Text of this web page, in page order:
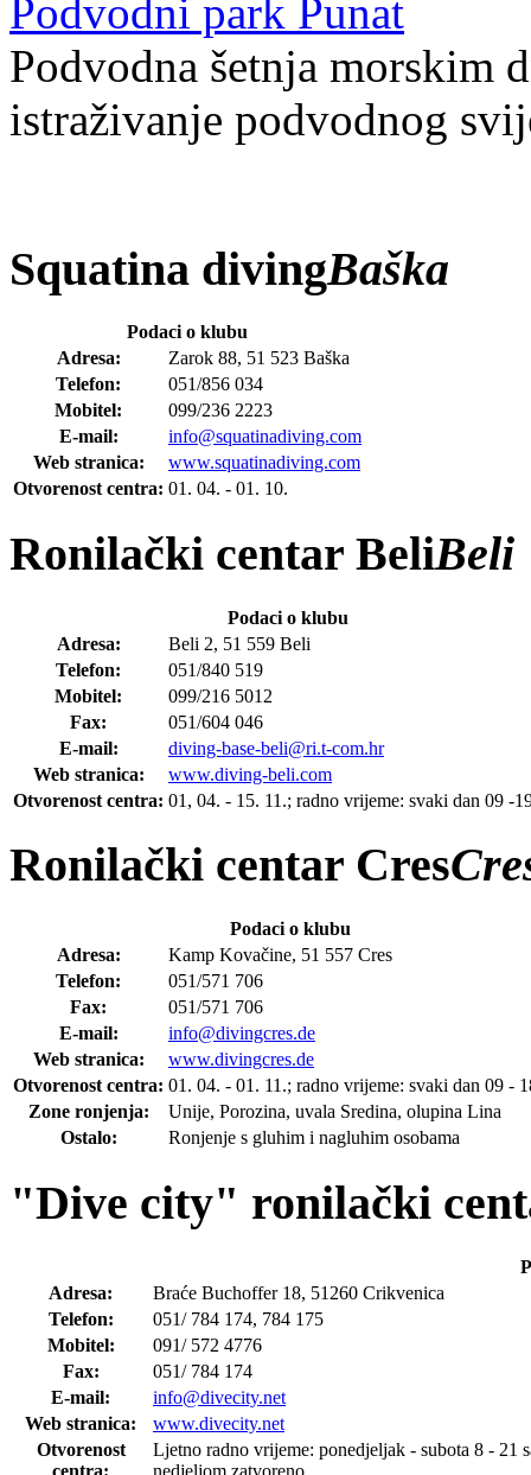
Podvodni park Punat
Podvodna šetnja morskim
istraživanje podvodnog
Squatina divingBaška
Podaci o klubu
Adresa:
Zarok 88, 51 523 Baška
Telefon:
051/856 034
Mobitel:
099/236 2223
E-mail:
info@squatinadiving.com
Web stranica:
www.squatinadiving.com
Otvorenost centra: 01. 04. - 01. 10.
Ronilački centar BeliBeli
Podaci o klubu
Adresa:
Beli 2, 51 559 Beli
Telefon:
051/840 519
Mobitel:
099/216 5012
Fax:
051/604 046
E-mail:
diving-base-beli@ri.t-com.hr
Web stranica:
www.diving-beli.com
Otvorenost centra: 01, 04. - 15. 11.; radno vrijeme: svaki dan 09 -
Ronilački centar Cres
Podaci o klubu
Adresa:
Kamp Kovačine, 51 557 Cres
Telefon:
051/571 706
Fax:
051/571 706
E-mail:
info@divingcres.de
Web stranica:
www.divingcres.de
Otvorenost centra: 01. 04. - 01. 11.; radno vrijeme: svaki dan 09 -
Zone ronjenja:
Unije, Porozina, uvala Sredina, olupina Lina
Ostalo:
Ronjenje s gluhim i nagluhim osobama
"Dive city" ronilački
Adresa:
Braće Buchoffer 18, 51260 Crikvenica
Telefon:
051/ 784 174, 784 175
Mobitel:
091/ 572 4776
Fax:
051/ 784 174
E-mail:
info@divecity.net
Web stranica:
www.divecity.net
Otvorenost
centra:
Ljetno radno vrijeme: ponedjeljak - subota 8 - 21
nedjeljom zatvoreno